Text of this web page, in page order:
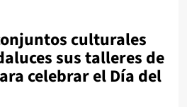
culturales
sus talleres de
celebrar el Día del